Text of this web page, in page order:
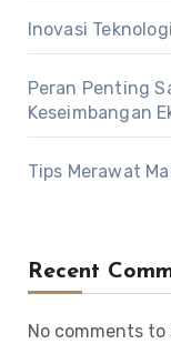
Inovasi
Peran Penting
Keseimbangan
Tips Merawat
Recent
No comments to